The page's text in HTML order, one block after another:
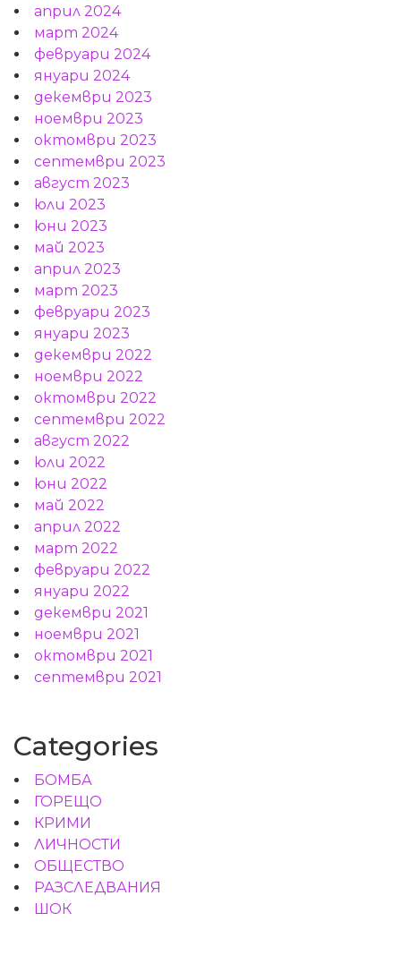
април 2024
март 2024
февруари 2024
януари 2024
декември 2023
ноември 2023
октомври 2023
септември 2023
август 2023
юли 2023
юни 2023
май 2023
април 2023
март 2023
февруари 2023
януари 2023
декември 2022
ноември 2022
октомври 2022
септември 2022
август 2022
юли 2022
юни 2022
май 2022
април 2022
март 2022
февруари 2022
януари 2022
декември 2021
ноември 2021
октомври 2021
септември 2021
Categories
БОМБА
ГОРЕЩО
КРИМИ
ЛИЧНОСТИ
ОБЩЕСТВО
РАЗСЛЕДВАНИЯ
ШОК